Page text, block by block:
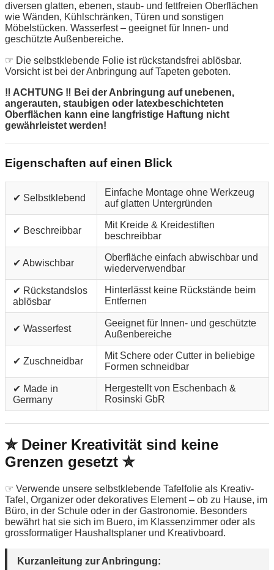
diversen glatten, ebenen, staub- und fettfreien Oberflächen
wie Wänden, Kühlschränken, Türen und sonstigen
Möbelstücken. Wasserfest – geeignet für Innen- und
geschützte Außenbereiche.
☞ Die selbstklebende Folie ist rückstandsfrei ablösbar.
Vorsicht ist bei der Anbringung auf Tapeten geboten.
‼ ACHTUNG ‼ Bei der Anbringung auf unebenen,
angerauten, staubigen oder latexbeschichteten
Oberflächen kann eine langfristige Haftung nicht
gewährleistet werden!
Eigenschaften auf einen Blick
✔ Selbstklebend
Einfache Montage ohne Werkzeug
auf glatten Untergründen
✔ Beschreibbar
Mit Kreide & Kreidestiften
beschreibbar
✔ Abwischbar
Oberfläche einfach abwischbar und
wiederverwendbar
✔ Rückstandslos
ablösbar
Hinterlässt keine Rückstände beim
Entfernen
✔ Wasserfest
Geeignet für Innen- und geschützte
Außenbereiche
✔ Zuschneidbar
Mit Schere oder Cutter in beliebige
Formen schneidbar
✔ Made in
Germany
Hergestellt von Eschenbach &
Rosinski GbR
✮ Deiner Kreativität sind keine
Grenzen gesetzt ✮
☞ Verwende unsere selbstklebende Tafelfolie als Kreativ-
Tafel, Organizer oder dekoratives Element – ob zu Hause, im
Büro, in der Schule oder in der Gastronomie. Besonders
bewährt hat sie sich im Buero, im Klassenzimmer oder als
grossformatiger Haushaltsplaner und Kreativboard.
Kurzanleitung zur Anbringung: